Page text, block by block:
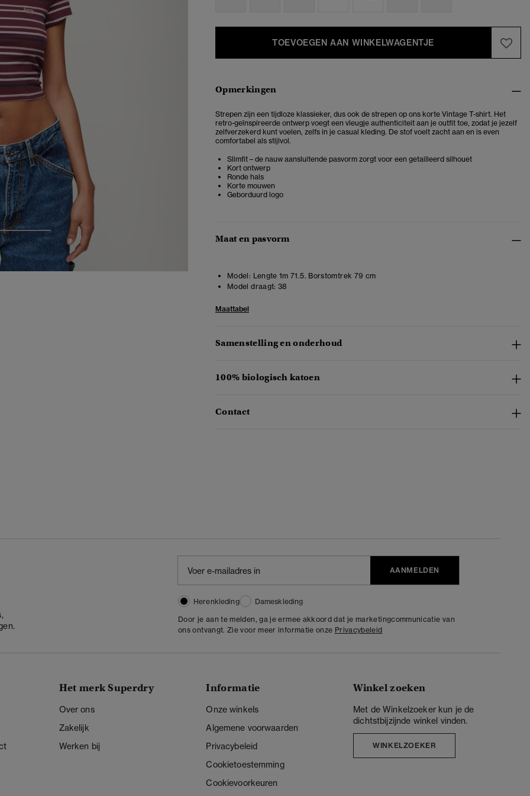
3 4
TOEVOEGEN AAN WINKELWAGENTJE
Opmerkingen
Strepen zijn een tijdloze klassieker, dus ook de strepen op ons korte Vintage T-shirt. Het
retro-geïnspireerde ontwerp voegt een vleugje authenticiteit aan je outfit toe, zodat je jezelf
zelfverzekerd kunt voelen, zelfs in je casual kleding. De stof voelt zacht aan en is even
comfortabel als stijlvol.
Slimfit – de nauw aansluitende pasvorm zorgt voor een getailleerd silhouet
Kort ontwerp
Ronde hals
Korte mouwen
Geborduurd logo
Maat en pasvorm
Model: Lengte 1m 71.5. Borstomtrek 79 cm
Model draagt: 38
Maattabel
Samenstelling en onderhoud
100% biologisch katoen
Contact
AANMELDEN
Herenkleding
Dameskleding
Door je aan te melden, ga je ermee akkoord dat je marketingcommunicatie van
ons ontvangt. Zie voor meer informatie onze Privacybeleid
Het merk Superdry
Over ons
Zakelijk
Werken bij
Informatie
Onze winkels
Algemene voorwaarden
Privacybeleid
Cookietoestemming
Cookievoorkeuren
Winkel zoeken
Met de Winkelzoeker kun je de
dichtstbijzijnde winkel vinden.
WINKELZOEKER